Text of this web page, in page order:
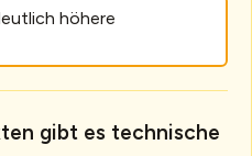
höhere
gibt es technische